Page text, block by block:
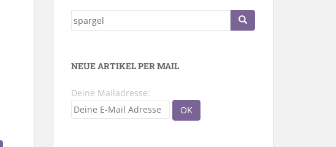
Suche
NEUE ARTIKEL PER MAIL
Deine Mailadresse: